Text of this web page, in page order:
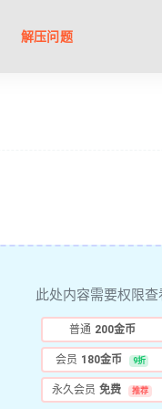
解压问题
此处内容需要权限查
普通 200金币
会员 180金币 9折
永久会员 免费 推荐